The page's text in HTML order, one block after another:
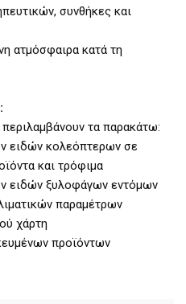
συνθήκες και
ατμόσφαιρα κατά τη
τα παρακάτω:
ειδών κολεόπτερων σε
και τρόφιμα
ειδών ξυλοφάγων εντόμων
παραμέτρων
χάρτη
προϊόντων